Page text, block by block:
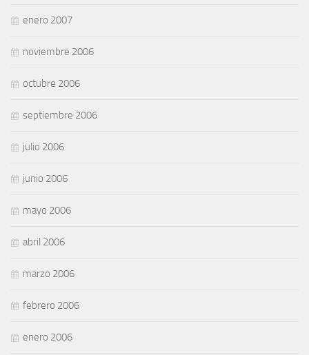
enero 2007
noviembre 2006
octubre 2006
septiembre 2006
julio 2006
junio 2006
mayo 2006
abril 2006
marzo 2006
febrero 2006
enero 2006